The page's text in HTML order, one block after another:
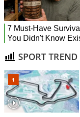
SPORT TREND